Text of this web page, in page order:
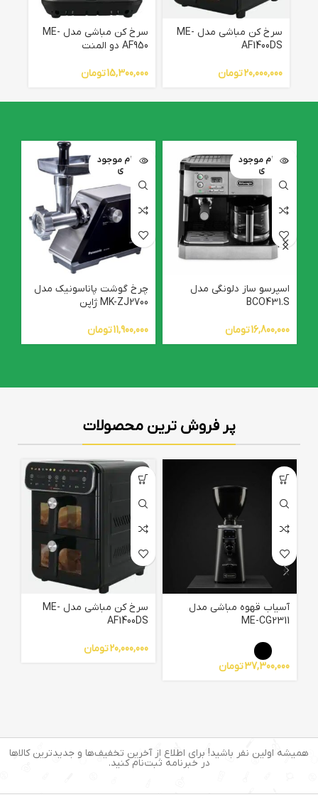
سرخ کن مباشی مدل ME-
AF1400DS
20,000,000تومان
سرخ کن مباشی مدل ME-
AF950 دو المنت
15,300,000تومان
اتمام موجود
ی
اسپرسو ساز دلونگی مدل
BCO431.S
16,800,000تومان
اتمام موجود
ی
چرخ گوشت پاناسونیک مدل
MK-ZJ2700 ژاپن
11,900,000تومان
پر فروش ترین محصولات
آسیاب قهوه مباشی مدل
ME-CG2311
37,300,000تومان
سرخ کن مباشی مدل ME-
AF1400DS
20,000,000تومان
همیشه اولین نفر باشید! برای اطلاع از آخرین تخفیف‌ها و جدیدترین کالاها
در خبرنامه ثبت‌نام کنید.